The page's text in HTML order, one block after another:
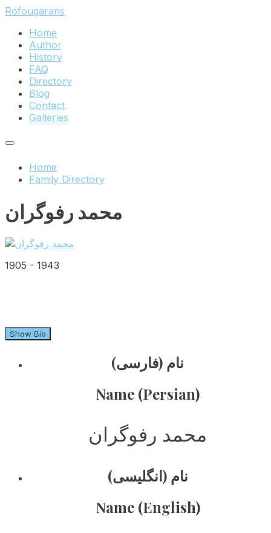
Skip
content
Skip
main
navigation
Skip
footer
Rofougarans
Home
Author
History
FAQ
Directory
Blog
Contact
Galleries
Home
Family Directory
محمد رفوگران
1905 - 1943
Show Bio
نام (فارسی)
Name (Persian)
محمد رفوگران
نام (انگلیسی)
Name (English)